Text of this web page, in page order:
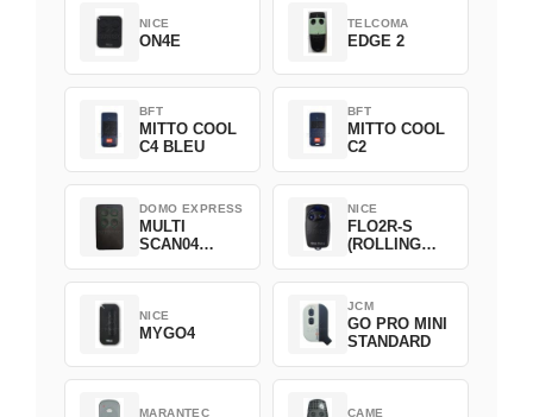
NICE
ON4E
TELCOMA
EDGE 2
BFT
MITTO COOL
C4 BLEU
BFT
MITTO COOL
C2
DOMO EXPRESS
MULTI
SCAN04
NICE
FLO2R-S
(ROLLING
NICE
MYGO4
JCM
GO PRO MINI
STANDARD
MARANTEC CAME